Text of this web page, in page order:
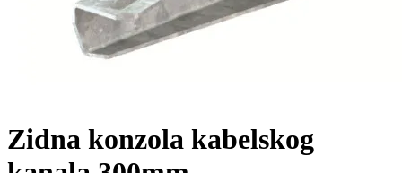
Zidna konzola kabelskog